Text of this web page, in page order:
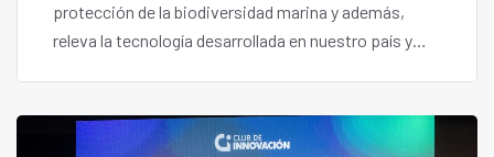
protección de la biodiversidad marina y además,
releva la tecnología desarrollada en nuestro país y